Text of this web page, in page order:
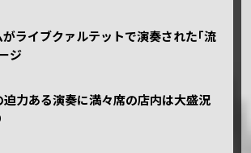
ライブクァルテットで演奏された｢流
ジ
力ある演奏に満々席の店内は大盛況